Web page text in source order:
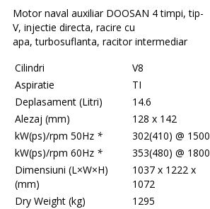
Motor naval auxiliar DOOSAN 4 timpi, tip-
V, injectie directa, racire cu
apa, turbosuflanta, racitor intermediar
Cilindri
V8
Aspiratie
TI
Deplasament (Litri)
14.6
Alezaj (mm)
128 x 142
kW(ps)/rpm 50Hz *
302(410) @ 1500
kW(ps)/rpm 60Hz *
353(480) @ 1800
Dimensiuni (L×W×H)
(mm)
1037 x 1222 x
1072
Dry Weight (kg)
1295